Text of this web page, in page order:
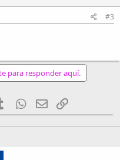
#3
para responder aquí.
TumblrWhatsApp
EmailEnlace